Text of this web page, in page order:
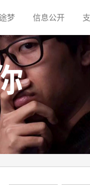
梦(current)信息公开